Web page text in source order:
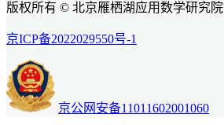
版权所有 © 北京雁栖湖应用数学研究院
京ICP备2022029550号-1
京公网安备11011602001060